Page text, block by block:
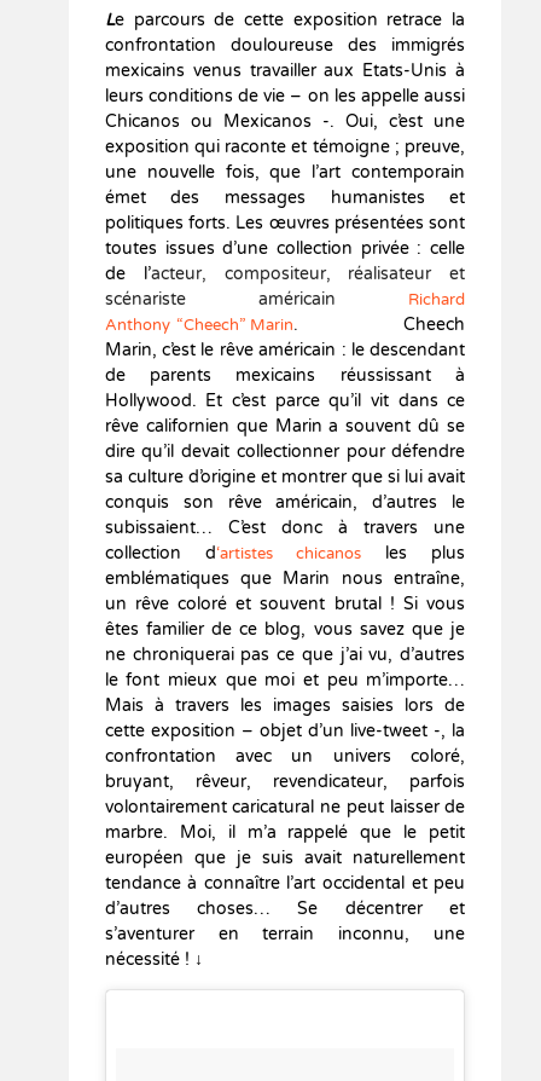
Le parcours de cette exposition retrace la
confrontation douloureuse des immigrés
mexicains venus travailler aux Etats-Unis à
leurs conditions de vie – on les appelle aussi
Chicanos ou Mexicanos -. Oui, c’est une
exposition qui raconte et témoigne ; preuve,
une nouvelle fois, que l’art contemporain
émet des messages humanistes et
politiques forts. Les œuvres présentées sont
toutes issues d’une collection privée : celle
de l’acteur, compositeur, réalisateur et
scénariste américain Richard
Anthony “Cheech” Marin.Cheech
Marin, c’est le rêve américain : le descendant
de parents mexicains réussissant à
Hollywood. Et c’est parce qu’il vit dans ce
rêve californien que Marin a souvent dû se
dire qu’il devait collectionner pour défendre
sa culture d’origine et montrer que si lui avait
conquis son rêve américain, d’autres le
subissaient… C’est donc à travers une
collection d‘artistes chicanos les plus
emblématiques que Marin nous entraîne,
un rêve coloré et souvent brutal ! Si vous
êtes familier de ce blog, vous savez que je
ne chroniquerai pas ce que j’ai vu, d’autres
le font mieux que moi et peu m’importe…
Mais à travers les images saisies lors de
cette exposition – objet d’un live-tweet -, la
confrontation avec un univers coloré,
bruyant, rêveur, revendicateur, parfois
volontairement caricatural ne peut laisser de
marbre. Moi, il m’a rappelé que le petit
européen que je suis avait naturellement
tendance à connaître l’art occidental et peu
d’autres choses… Se décentrer et
s’aventurer en terrain inconnu, une
nécessité ! ↓